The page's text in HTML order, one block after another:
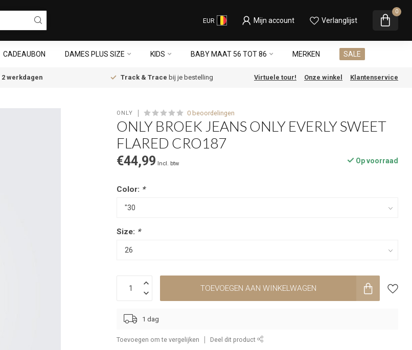
EUR Mijn account Verlanglijst
0
CADEAUBON DAMES PLUS SIZE KIDS BABY MAAT 56 TOT 86 MERKEN SALE
2 werkdagen Track & Trace bij je bestelling Virtuele tour! Onze winkel Klantenservice
ONLY 0 beoordelingen
ONLY BROEK JEANS ONLY EVERLY SWEET
FLARED CRO187
€44,99 Incl. btw Op voorraad
Color: *
Size: *
TOEVOEGEN AAN WINKELWAGEN
1 dag
Toevoegen om te vergelijken Deel dit product